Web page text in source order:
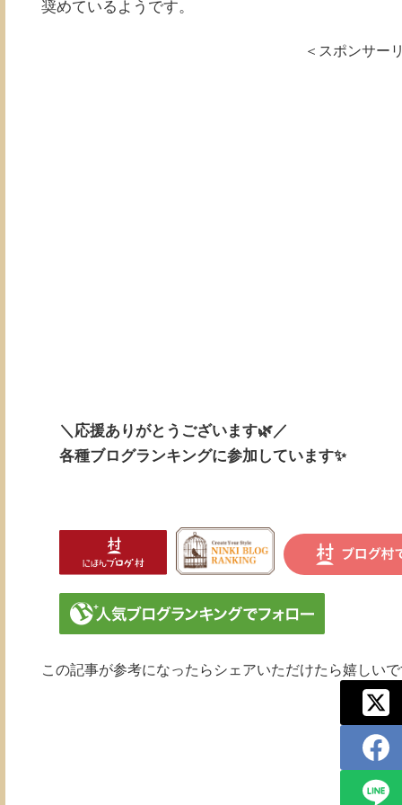
奨めているようです。
＜スポンサー
＼応援ありがとうございます🌿／
各種ブログランキングに参加しています✨
この記事が参考になったらシェアいただけたら嬉しい